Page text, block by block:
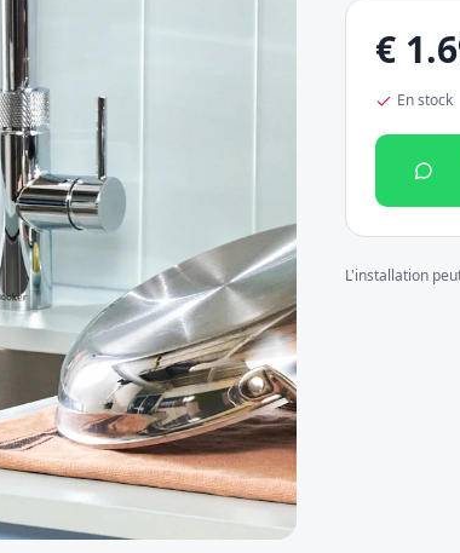
€
En stock
L'installation